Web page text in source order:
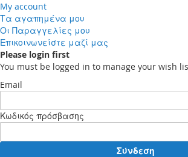
My account
Τα αγαπημένα μου
Οι Παραγγελίες μου
Επικοινωνείστε μαζί μας
Please login first
You must be logged in to manage your wish
Email
Κωδικός πρόσβασης
Σύνδεση